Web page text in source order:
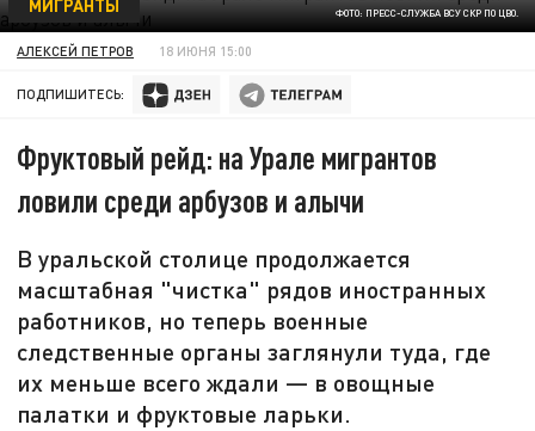
ФОТО: ПРЕСС-СЛУЖБА ВСУ СКР ПО ЦВО.
МИГРАНТЫ
АЛЕКСЕЙ ПЕТРОВ 18 ИЮНЯ 15:00
ПОДПИШИТЕСЬ:
Фруктовый рейд: на Урале мигрантов
ловили среди арбузов и алычи
В уральской столице продолжается
масштабная "чистка" рядов иностранных
работников, но теперь военные
следственные органы заглянули туда, где
их меньше всего ждали — в овощные
палатки и фруктовые ларьки.